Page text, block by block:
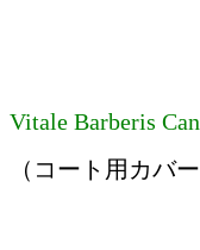
Vitale Barberis
（コート用カバ